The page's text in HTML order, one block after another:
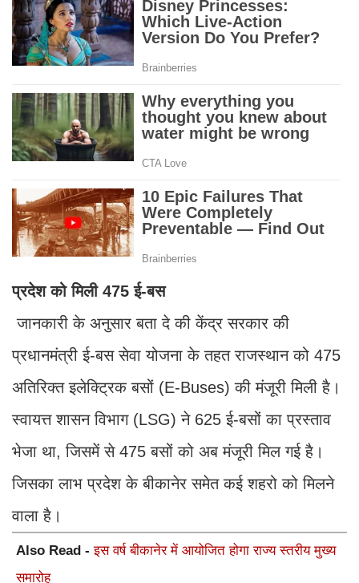
प्रदेश को मिली 475 ई-बस
जानकारी के अनुसार बता दे की केंद्र सरकार की
प्रधानमंत्री ई-बस सेवा योजना के तहत राजस्थान को 475
अतिरिक्त इलेक्ट्रिक बसों (E-Buses) की मंजूरी मिली है।
स्वायत्त शासन विभाग (LSG) ने 625 ई-बसों का प्रस्ताव
भेजा था, जिसमें से 475 बसों को अब मंजूरी मिल गई है।
जिसका लाभ प्रदेश के बीकानेर समेत कई शहरो को मिलने
वाला है।
Also Read -इस वर्ष बीकानेर में आयोजित होगा राज्य स्तरीय मुख्य
समारोह